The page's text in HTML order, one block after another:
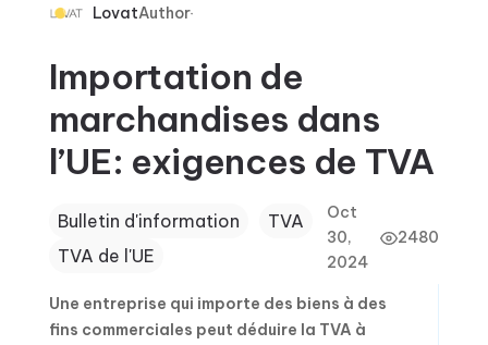
LovatAuthor
Importation de
marchandises dans
l’UE: exigences de TVA
Bulletin d'information
TVA
TVA de l'UE
Oct
30,
2024
2480
Une entreprise qui importe des biens à des
fins commerciales peut déduire la TVA à